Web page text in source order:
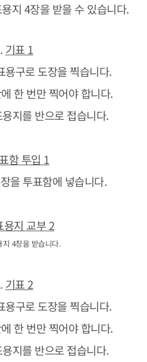
지 4장을 받을 수 있습니다.
기표 1
용구로 도장을 찍습니다.
한 번만 찍어야 합니다.
지를 반으로 접습니다.
함 투입 1
을 투표함에 넣습니다.
용지 교부 2
지 4장을 받습니다.
기표 2
용구로 도장을 찍습니다.
한 번만 찍어야 합니다.
지를 반으로 접습니다.